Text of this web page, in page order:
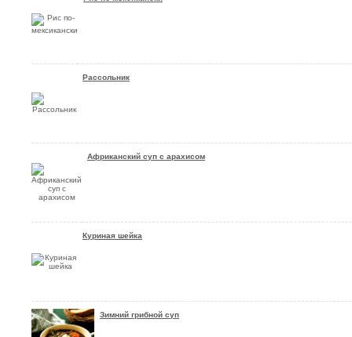
Рассольник
Африканский суп с арахисом
Куриная шейка
Зимний грибной суп